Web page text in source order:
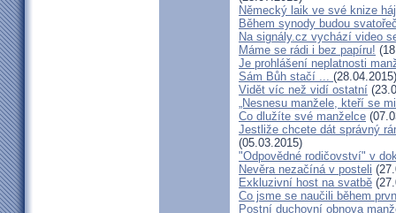
Německý laik ve své knize
Během synody budou
Na signály.cz vychází video
Máme se rádi i bez papíru!
Je prohlášení neplatnosti
Sám Bůh stačí ... (28.04.2015)
Vidět víc než vidí ostatní
„Nesnesu manžele, kteří se
Co dlužíte své manželce
Jestliže chcete dát správný
(05.03.2015)
"Odpovědné rodičovství" v
Nevěra nezačíná v posteli
Exkluzivní host na svatbě
Co jsme se naučili během
Postní duchovní obnova